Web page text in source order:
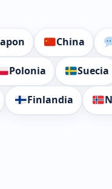
China
Polonia Suecia
Finlandia